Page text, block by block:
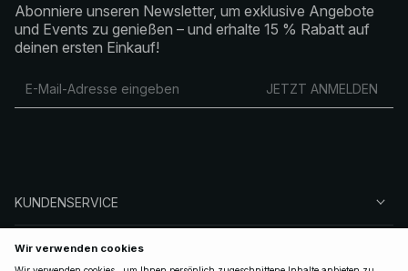
Abonniere unseren Newsletter, um exklusive Angebote
und Events zu genießen – und erhalte 15 % Rabatt auf
deinen ersten Einkauf!
JETZT ANMELDEN
KUNDENSERVICE
ÜBER NA-KD